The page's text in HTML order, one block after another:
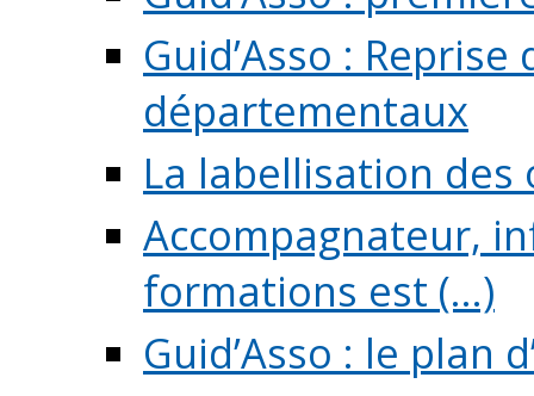
Guid’Asso :
départementaux
La labellisation
Accompagnateur,
formations est (...)
Guid’Asso : le plan